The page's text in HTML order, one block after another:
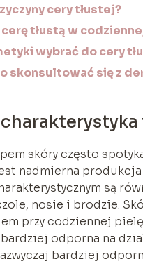
cery tłustej?
tłustą w
wybrać do cery
skonsultować się z
skóry często
nadmierna
są
nosie i brodzie.
przy codziennej
odporna na
bardziej